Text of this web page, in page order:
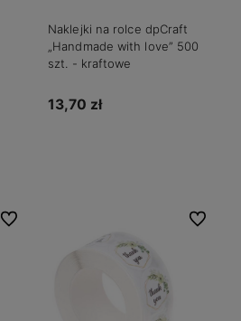
Naklejki na rolce dpCraft
„Handmade with love” 500
szt. - kraftowe
13,70 zł
Do ulubionych Do